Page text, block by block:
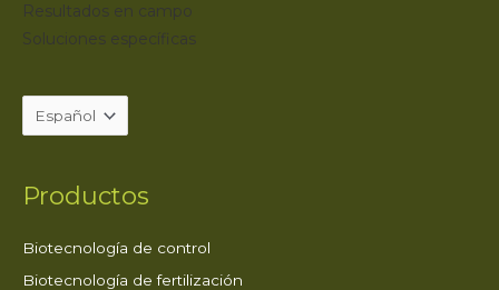
Resultados en campo
Soluciones específicas
Productos
Biotecnología de control
Biotecnología de fertilización